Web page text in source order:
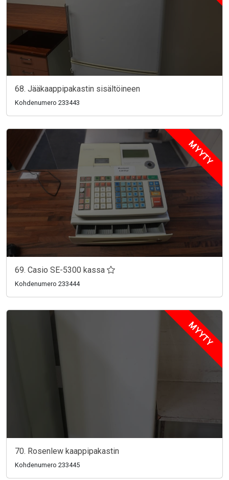
68. Jääkaappipakastin sisältöineen
Kohdenumero 233443
MYYTY
69. Casio SE-5300 kassa
Kohdenumero 233444
MYYTY
70. Rosenlew kaappipakastin
Kohdenumero 233445